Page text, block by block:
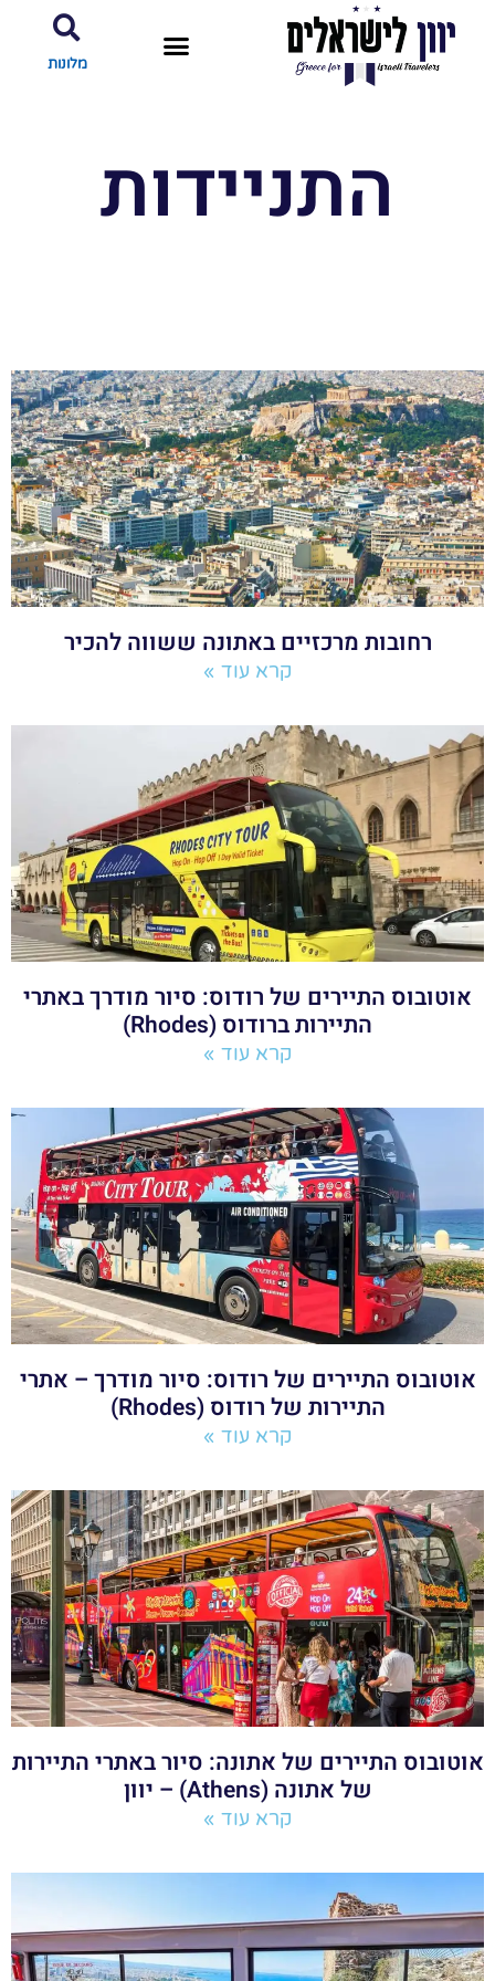
מלונות
התניידות
רחובות מרכזיים באתונה ששווה להכיר
קרא עוד »
אוטובוס התיירים של רודוס: סיור מודרך באתרי
התיירות ברודוס (Rhodes)
קרא עוד »
אוטובוס התיירים של רודוס: סיור מודרך – אתרי
התיירות של רודוס (Rhodes)
קרא עוד »
אוטובוס התיירים של אתונה: סיור באתרי התיירות
של אתונה (Athens) – יוון
קרא עוד »